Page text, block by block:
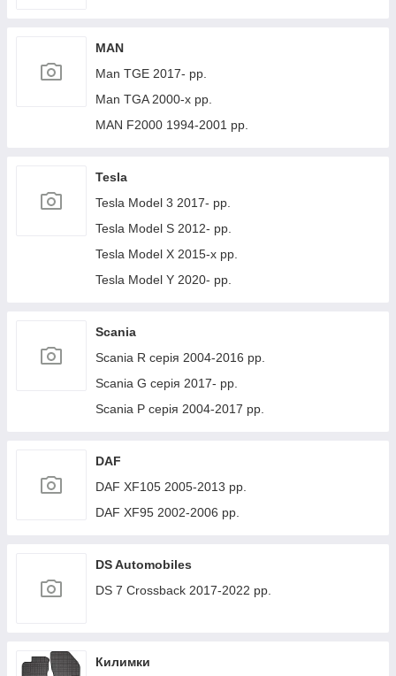
MAN
Man TGE 2017- рр.
Man TGA 2000-х рр.
MAN F2000 1994-2001 рр.
Tesla
Tesla Model 3 2017- рр.
Tesla Model S 2012- рр.
Tesla Model X 2015-х рр.
Tesla Model Y 2020- рр.
Scania
Scania R серія 2004-2016 рр.
Scania G серія 2017- рр.
Scania P серія 2004-2017 рр.
DAF
DAF XF105 2005-2013 рр.
DAF XF95 2002-2006 рр.
DS Automobiles
DS 7 Crossback 2017-2022 рр.
Килимки